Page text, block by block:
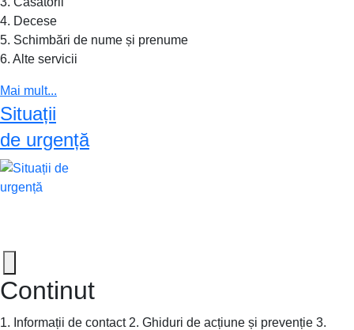
4. Decese
5. Schimbări de nume și prenume
6. Alte servicii
Mai mult...
Situații
de urgență
Continut
1. Informații de contact 2. Ghiduri de acțiune și prevenție 3.